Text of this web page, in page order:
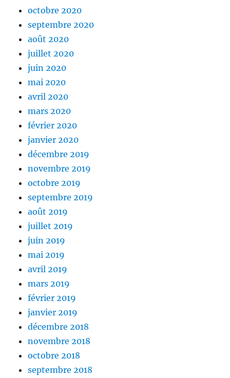
octobre 2020
septembre 2020
août 2020
juillet 2020
juin 2020
mai 2020
avril 2020
mars 2020
février 2020
janvier 2020
décembre 2019
novembre 2019
octobre 2019
septembre 2019
août 2019
juillet 2019
juin 2019
mai 2019
avril 2019
mars 2019
février 2019
janvier 2019
décembre 2018
novembre 2018
octobre 2018
septembre 2018